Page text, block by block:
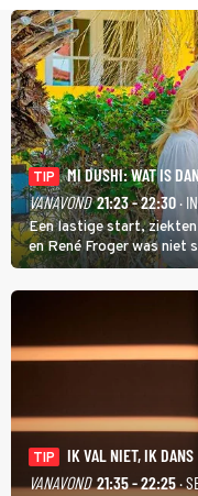
TIP
MI DUSHI: WAT IS
VANAVOND 21:23 - 22:30 ·
Een lastige start, ziekten
en René Froger was niet
Wat Is Dan Liefde?
uit vissen om het over
TIP
IK VAL NIET, IK DANS
VANAVOND 21:35 - 22:25·